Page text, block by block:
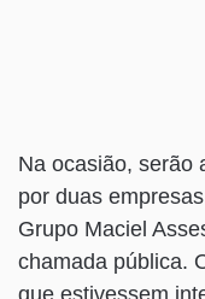
Na ocasião, serão
por duas
Grupo Maciel
chamada pública.